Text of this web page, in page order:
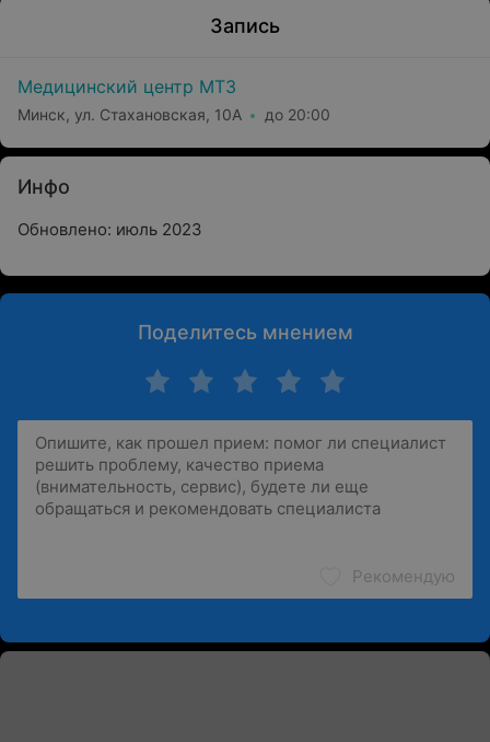
Запись
Медицинский центр МТЗ
Минск, ул. Стахановская, 10А до 20:00
Инфо
Обновлено: июль 2023
Поделитесь мнением
Рекомендую